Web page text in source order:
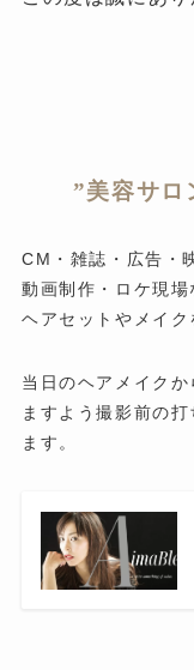
”美容サロ
CM・雑誌・広告・
動画制作・ロケ現
ヘアセットやメイク
当日のヘアメイク
ますよう撮影前の
ます。